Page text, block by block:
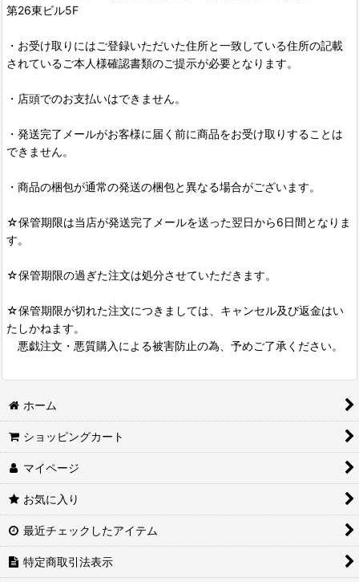
第26東ビル5F
・お受け取りにはご登録いただいた住所と一致している住所の記載
されているご本人様確認書類のご提示が必要となります。
・店頭でのお支払いはできません。
・発送完了メールがお客様に届く前に商品をお受け取りすることは
できません。
・商品の梱包が通常の発送の梱包と異なる場合がございます。
☆保管期限は当店が発送完了メールを送った翌日から6日間となりま
す。
☆保管期限の過ぎた注文は処分させていただきます。
☆保管期限が切れた注文につきましては、キャンセル及び返金はい
たしかねます。
悪戯注文・悪質購入による被害防止の為、予めご了承ください。
ホーム
ショッピングカート
マイページ
お気に入り
最近チェックしたアイテム
特定商取引法表示